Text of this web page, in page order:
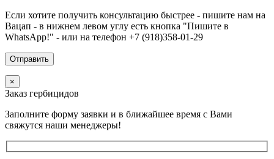
Если хотите получить консультацию быстрее - пишите нам на
Вацап - в нижнем левом углу есть кнопка "Пишите в
WhatsApp!" - или на телефон +7 (918)358-01-29
×
Заказ гербицидов
Заполните форму заявки и в ближайшее время с Вами
свяжутся наши менеджеры!